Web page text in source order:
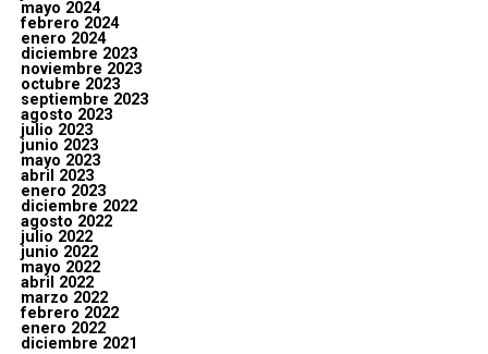
mayo 2024
febrero 2024
enero 2024
diciembre 2023
noviembre 2023
octubre 2023
septiembre 2023
agosto 2023
julio 2023
junio 2023
mayo 2023
abril 2023
enero 2023
diciembre 2022
agosto 2022
julio 2022
junio 2022
mayo 2022
abril 2022
marzo 2022
febrero 2022
enero 2022
diciembre 2021